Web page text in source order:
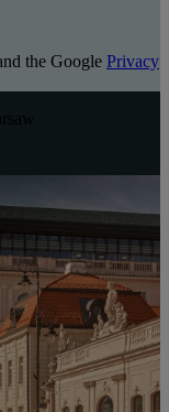
the Google Privacy